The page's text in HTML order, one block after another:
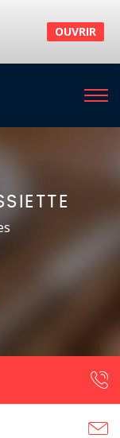
OUVRIR